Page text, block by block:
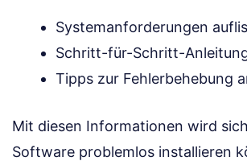
Systemanforderungen
Schritt-für-Schritt-
Tipps zur Fehlerbehebung
Mit diesen Informationen wird
Software problemlos installieren